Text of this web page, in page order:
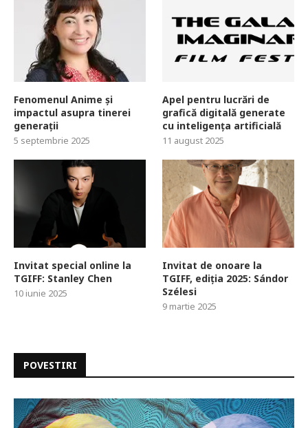
Fenomenul Anime și
impactul asupra tinerei
generații
5 septembrie 2025
Apel pentru lucrări de
grafică digitală generate
cu inteligența artificială
11 august 2025
Invitat special online la
TGIFF: Stanley Chen
10 iunie 2025
Invitat de onoare la
TGIFF, ediția 2025: Sándor
Szélesi
9 martie 2025
POVESTIRI